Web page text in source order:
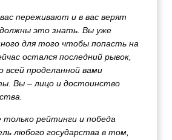
переживают и в вас верят
это знать. Вы уже
для того чтобы попасть на
остался последний рывок,
всей проделанной вами
Вы – лицо и достоинство
рейтинги и победа
любого государства в том,